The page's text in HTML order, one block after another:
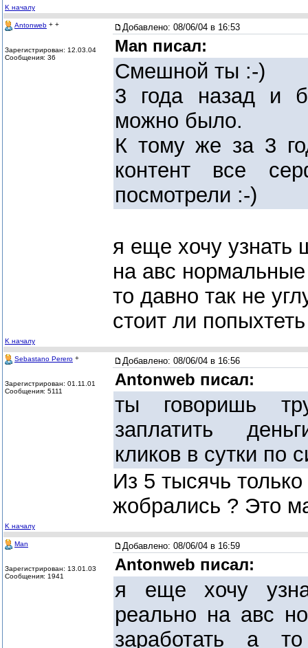
K началу
Antonweb + +
Зарегистрирован: 12.03.04
Сообщения: 36
Добавлено: 08/06/04 в 16:53
Man писал:
Смешной ты :-)
3 года назад и
можно было.
К тому же за 3
контент все
посмотрели :-)
я еще хочу узнать
на авс нормальные
то давно так не
стоит ли попыхтеть
K началу
Sebastano Perero +
Зарегистрирован: 01.11.01
Сообщения: 5111
Добавлено: 08/06/04 в 16:56
Antonweb писал:
ты говоришь
заплатить
кликов в сутки по
Из 5 тысячь
жобрались ? Это
K началу
Man
Зарегистрирован: 13.01.03
Сообщения: 1941
Добавлено: 08/06/04 в 16:59
Antonweb писал:
я еще хочу
реально на авс
заработать а